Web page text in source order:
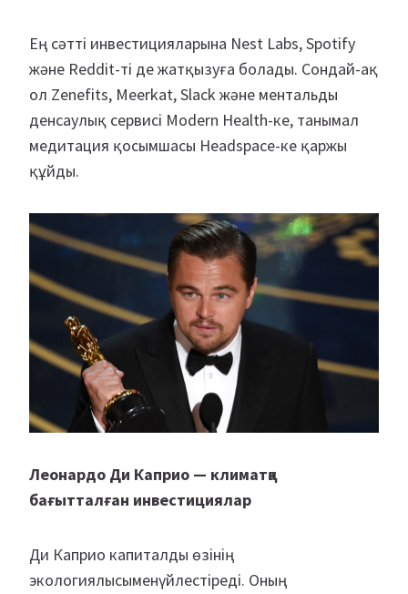
Ең сәтті инвестицияларына Nest Labs, Spotify
және Reddit-ті де жатқызуға болады. Сондай-ақ
ол Zenefits, Meerkat, Slack және ментальды
денсаулық сервисі Modern Health-ке, танымал
медитация қосымшасы Headspace-ке қаржы
құйды.
Леонардо Ди Каприо — климатқа
бағытталған инвестициялар
Ди Каприо капиталды өзінің
экологиялысыменүйлестіреді. Оның